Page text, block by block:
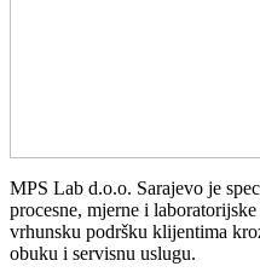
MPS Lab d.o.o. Sarajevo je
procesne, mjerne i
vrhunsku podršku klijentima
obuku i servisnu uslugu.